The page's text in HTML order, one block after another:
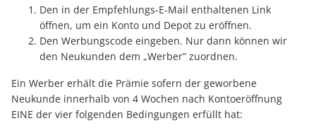
Den in der Empfehlungs-E-Mail enthaltenen Link
öffnen, um ein Konto und Depot zu eröffnen.
Den Werbungscode eingeben. Nur dann können wir
den Neukunden dem „Werber” zuordnen.
Ein Werber erhält die Prämie sofern der geworbene
Neukunde innerhalb von 4 Wochen nach Kontoeröffnung
EINE der vier folgenden Bedingungen erfüllt hat: